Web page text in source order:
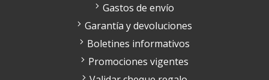
Gastos de envío
Garantía y devoluciones
Boletines informativos
Promociones vigentes